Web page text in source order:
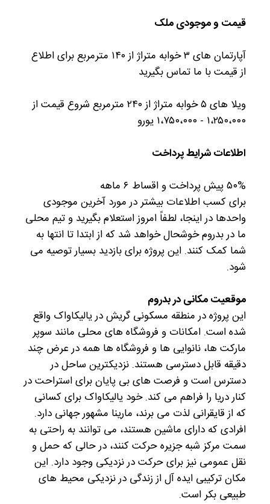
قیمت و موجودی ملک
آپارتمان های ۳ خوابه متراژ از ۱۴۰ مترمربع برای اطلاع
از قیمت با ما تماس بگیرید
ویلا های ۵ خوابه متراژ از ۲۴۰ مترمربع شروع قیمت از
۱،۲۵۰،۰۰۰ - ۱،۷۵۰،۰۰۰ یورو
اطلاعات شرایط پرداخت
۵۰% پیش پرداخت و اقساط ۶ ماهه
برای کسب اطلاعات بیشتر در مورد آخرین موجودی
واحدها در اینجا، لطفاً امروز استعلام بگیرید و تیم محلی
ما در بدروم خوشحال خواهد شد که از ابتدا تا انتها به
شما کمک کنند. این پروژه برای بازدید بسیار توصیه می
شود.
موقعیت مکانی در بدروم
این پروژه در منطقه مسکونی گریش در یالیکاواک واقع
شده است. امکانات و فروشگاه های محلی مانند سوپر
مارکت ها، نانوایی ها و فروشگاه ها همه در عرض چند
دقیقه قابل دسترسی هستند. نزدیکترین ساحل در
دسترس است و فرصت های بی پایان برای استراحت در
کنار دریا را فراهم می کند. خود یالیکاواک برای کسانی
که از قایقرانی لذت می برند، مارینا مشهور جهانی دارد.
افرادی که دارای ماشین هستند، می توانند به راحتی به
سمت مرکز شبه جزیره حرکت کنند، در حالی که حمل و
نقل عمومی نیز برای حرکت در نزدیکی وجود دارد. این
مکان ترکیبی ایده آل از زندگی در نزدیکی محیط های
طبیعی بکر است.